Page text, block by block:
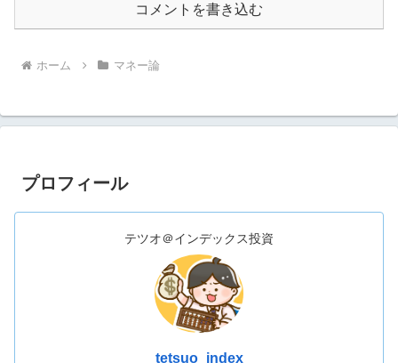
コメントを書き込む
ホーム マネー論
プロフィール
テツオ＠インデックス投資
tetsuo_index